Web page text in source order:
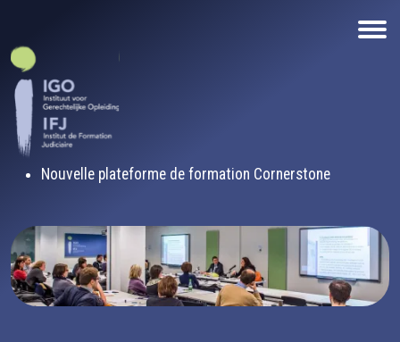
Nouvelle plateforme de formation Cornerstone